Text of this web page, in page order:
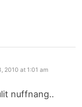
2010 at 1:01 am
nuffnang..